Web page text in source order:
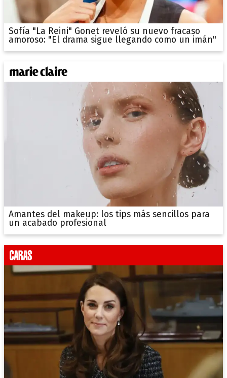
Sofía "La Reini" Gonet reveló su nuevo fracaso
amoroso: "El drama sigue llegando como un imán"
Amantes del makeup: los tips más sencillos para
un acabado profesional